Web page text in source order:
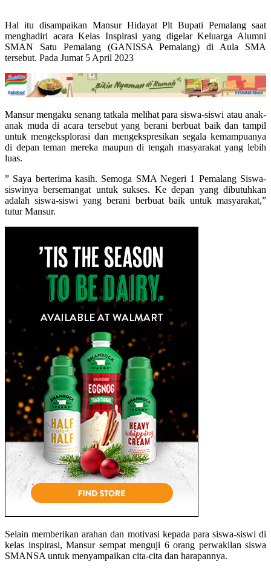
Hal itu disampaikan Mansur Hidayat Plt Bupati Pemalang saat
menghadiri acara Kelas Inspirasi yang digelar Keluarga Alumni
SMAN Satu Pemalang (GANISSA Pemalang) di Aula SMA
tersebut. Pada Jumat 5 April 2023
Mansur mengaku senang tatkala melihat para siswa-siswi atau anak-
anak muda di acara tersebut yang berani berbuat baik dan tampil
untuk mengeksplorasi dan mengekspresikan segala kemampuanya
di depan teman mereka maupun di tengah masyarakat yang lebih
luas.
” Saya berterima kasih. Semoga SMA Negeri 1 Pemalang Siswa-
siswinya bersemangat untuk sukses. Ke depan yang dibutuhkan
adalah siswa-siswi yang berani berbuat baik untuk masyarakat,”
tutur Mansur.
Selain memberikan arahan dan motivasi kepada para siswa-siswi di
kelas inspirasi, Mansur sempat menguji 6 orang perwakilan siswa
SMANSA untuk menyampaikan cita-cita dan harapannya.